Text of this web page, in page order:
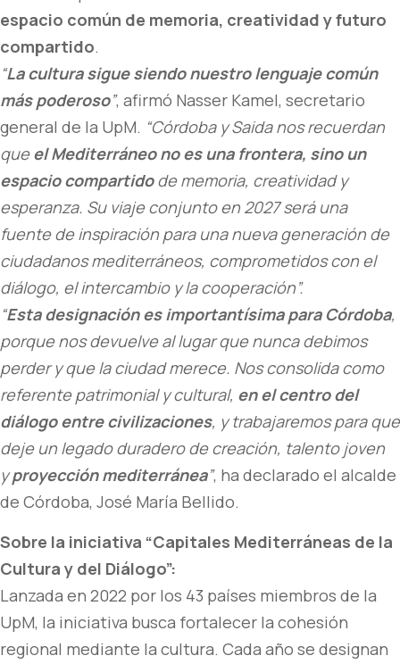
espacio común de memoria, creatividad y futuro
compartido.
“La cultura sigue siendo nuestro lenguaje común
más poderoso”, afirmó Nasser Kamel, secretario
general de la UpM. “Córdoba y Saida nos recuerdan
queel Mediterráneo no es una frontera, sino un
espacio compartidode memoria, creatividad y
esperanza. Su viaje conjunto en 2027 será una
fuente de inspiración para una nueva generación de
ciudadanos mediterráneos, comprometidos con el
diálogo, el intercambio y la cooperación”.
“Esta designación es importantísima para Córdoba,
porque nos devuelve al lugar que nunca debimos
perder y que la ciudad merece. Nos consolida como
referente patrimonial y cultural, en el centro del
diálogo entre civilizaciones, y trabajaremos para que
deje un legado duradero de creación, talento joven
yproyección mediterránea”, ha declarado el alcalde
de Córdoba, José María Bellido.
Sobre la iniciativa “Capitales Mediterráneas de la
Cultura y del Diálogo”:
Lanzada en 2022 por los 43 países miembros de la
UpM, la iniciativa busca fortalecer la cohesión
regional mediante la cultura. Cada año se designan